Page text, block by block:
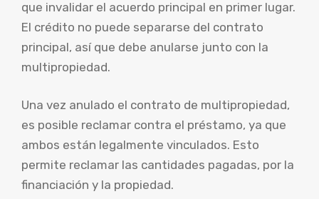
que invalidar el acuerdo principal en primer lugar.
El crédito no puede separarse del contrato
principal, así que debe anularse junto con la
multipropiedad.
Una vez anulado el contrato de multipropiedad,
es posible reclamar contra el préstamo, ya que
ambos están legalmente vinculados. Esto
permite reclamar las cantidades pagadas, por la
financiación y la propiedad.